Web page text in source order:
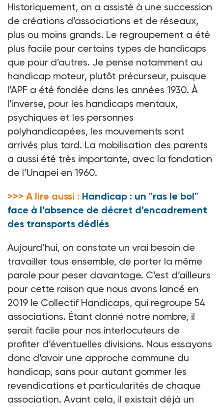
Historiquement, on a assisté à une succession
de créations d’associations et de réseaux,
plus ou moins grands. Le regroupement a été
plus facile pour certains types de handicaps
que pour d’autres. Je pense notamment au
handicap moteur, plutôt précurseur, puisque
l’APF a été fondée dans les années 1930. À
l’inverse, pour les handicaps mentaux,
psychiques et les personnes
polyhandicapées, les mouvements sont
arrivés plus tard. La mobilisation des parents
a aussi été très importante, avec la fondation
de l’Unapei en 1960.
>>> A lire aussi : Handicap : un "ras le bol"
face à l’absence de décret d’encadrement
des transports dédiés
Aujourd’hui, on constate un vrai besoin de
travailler tous ensemble, de porter la même
parole pour peser davantage. C’est d’ailleurs
pour cette raison que nous avons lancé en
2019 le Collectif Handicaps, qui regroupe 54
associations. Étant donné notre nombre, il
serait facile pour nos interlocuteurs de
profiter d’éventuelles divisions. Nous essayons
donc d’avoir une approche commune du
handicap, sans pour autant gommer les
revendications et particularités de chaque
association. Avant cela, il existait déjà un